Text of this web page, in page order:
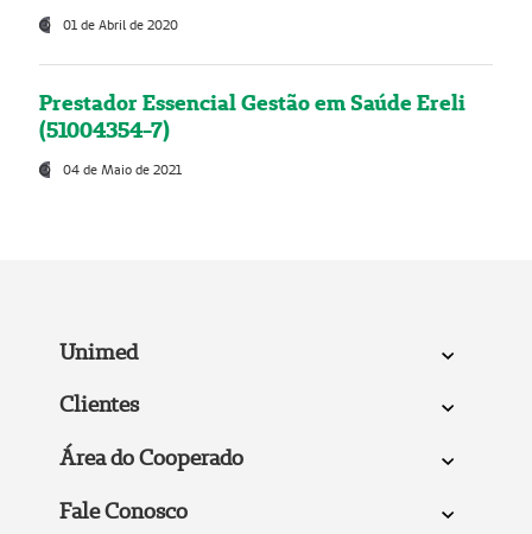
01 de Abril de 2020
Prestador Essencial Gestão em Saúde Ereli
(51004354-7)
04 de Maio de 2021
Unimed
Clientes
Área do Cooperado
Fale Conosco